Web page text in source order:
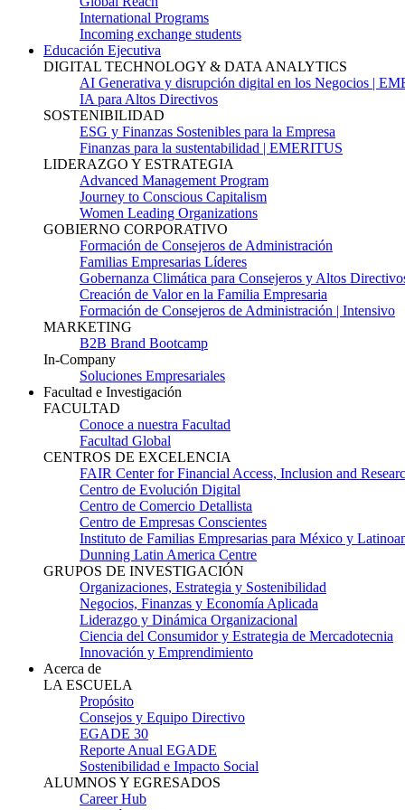
International Programs
Incoming exchange students
Educación Ejecutiva
DIGITAL TECHNOLOGY & DATA ANALYTICS
AI Generativa y disrupción digital en los Negocios |
IA para Altos Directivos
SOSTENIBILIDAD
ESG y Finanzas Sostenibles para la Empresa
Finanzas para la sustentabilidad | EMERITUS
LIDERAZGO Y ESTRATEGIA
Advanced Management Program
Journey to Conscious Capitalism
Women Leading Organizations
GOBIERNO CORPORATIVO
Formación de Consejeros de Administración
Familias Empresarias Líderes
Gobernanza Climática para Consejeros y Altos
Creación de Valor en la Familia Empresaria
Formación de Consejeros de Administración | Intensivo
MARKETING
B2B Brand Bootcamp
In-Company
Soluciones Empresariales
Facultad e Investigación
FACULTAD
Conoce a nuestra Facultad
Facultad Global
CENTROS DE EXCELENCIA
FAIR Center for Financial Access, Inclusion and
Centro de Evolución Digital
Centro de Comercio Detallista
Centro de Empresas Conscientes
Instituto de Familias Empresarias para México y
Dunning Latin America Centre
GRUPOS DE INVESTIGACIÓN
Organizaciones, Estrategia y Sostenibilidad
Negocios, Finanzas y Economía Aplicada
Liderazgo y Dinámica Organizacional
Ciencia del Consumidor y Estrategia de Mercadotecnia
Innovación y Emprendimiento
Acerca de
LA ESCUELA
Propósito
Consejos y Equipo Directivo
EGADE 30
Reporte Anual EGADE
Sostenibilidad e Impacto Social
ALUMNOS Y EGRESADOS
Career Hub